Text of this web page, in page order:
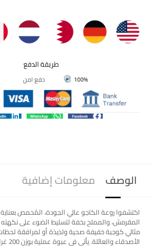
Facebook
WhatsApp
الوصف معلومات إضافية
اكتشفوا روعة الكاجو عالي الجودة، المُحمص بعناية
المقرمش، والمملح بخفة لتسليط الضوء على نكهته
مثالي كوجبة خفيفة صحية ولذيذة أو لمرافقة